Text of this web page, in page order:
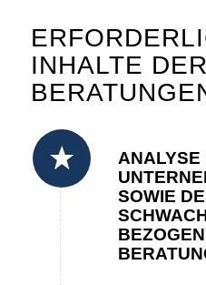
INHALTE DER
ANALYSE
SOWIE